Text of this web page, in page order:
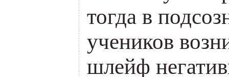
тогда в
учеников
шлейф